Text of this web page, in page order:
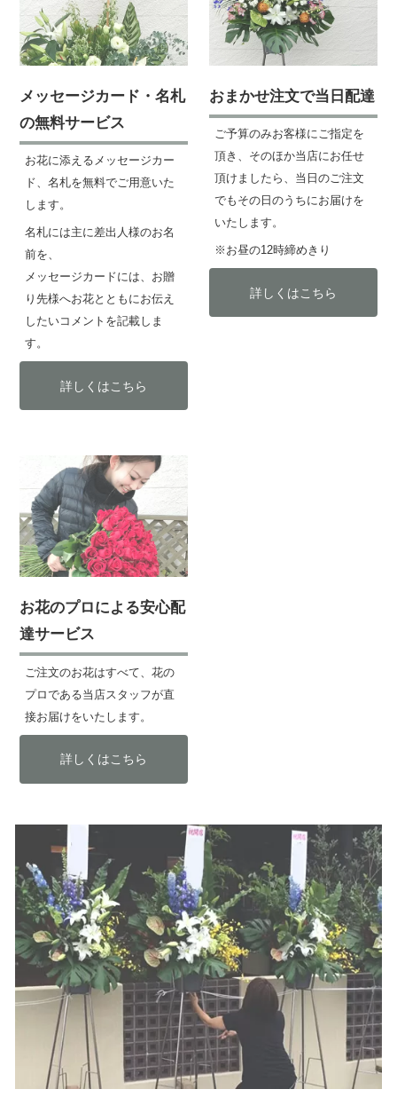
メッセージカード・名札
の無料サービス
お花に添えるメッセージカー
ド、名札を無料でご用意いた
します。
名札には主に差出人様のお名
前を、
メッセージカードには、お贈
り先様へお花とともにお伝え
したいコメントを記載しま
す。
詳しくはこちら
おまかせ注文で当日配達
ご予算のみお客様にご指定を
頂き、そのほか当店にお任せ
頂けましたら、当日のご注文
でもその日のうちにお届けを
いたします。
※お昼の12時締めきり
詳しくはこちら
お花のプロによる安心配
達サービス
ご注文のお花はすべて、花の
プロである当店スタッフが直
接お届けをいたします。
詳しくはこちら